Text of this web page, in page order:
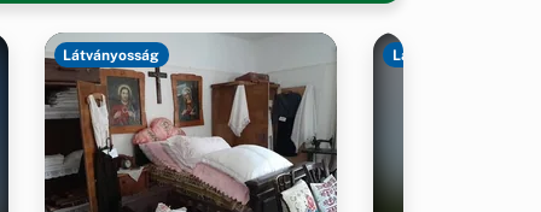
Látványosság Látványosság